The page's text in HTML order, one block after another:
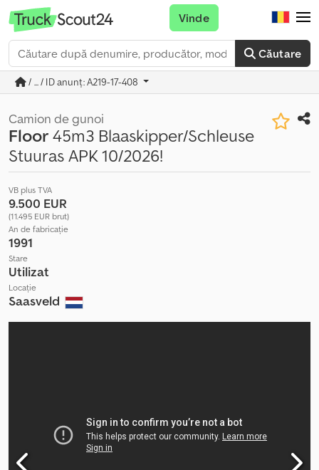
Căutare
Vinde
/ ... / ID anunț: A219-17-408
Camion de gunoi
Floor45m3 Blaaskipper/Schleuse
Stuuras APK 10/2026!
VB plus TVA
9.500 EUR
(11.495 EUR brut)
An de fabricație
1991
Stare
Utilizat
Locație
Saasveld